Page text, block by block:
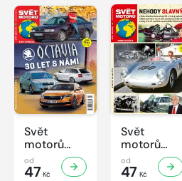
Svět
motorů
Knihovnička
2/2026
od
47 Kč
Svět
motorů
Knihovnička
1/2026
od
47 Kč